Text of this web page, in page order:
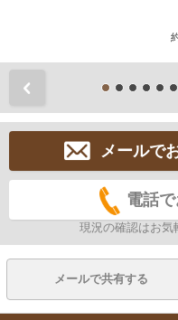
メールで
電話
現況の確認はお気
メールで共有する